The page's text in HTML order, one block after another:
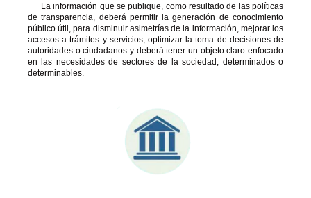
La información que se publique, como resultado de las políticas
de transparencia, deberá permitir la generación de conocimiento
público útil, para disminuir asimetrías de la información, mejorar los
accesos a trámites y servicios, optimizar la toma de decisiones de
autoridades o ciudadanos y deberá tener un objeto claro enfocado
en las necesidades de sectores de la sociedad, determinados o
determinables.